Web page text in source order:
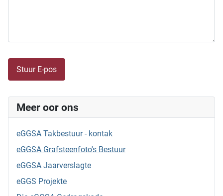
Meer oor ons
eGGSA Takbestuur - kontak
eGGSA Grafsteenfoto's Bestuur
eGGSA Jaarverslagte
eGGS Projekte
Stuur E-pos